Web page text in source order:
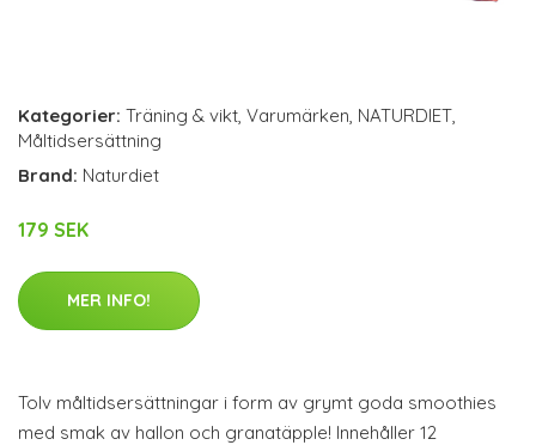
Kategorier: Träning & vikt, Varumärken, NATURDIET,
Måltidsersättning
Brand: Naturdiet
179 SEK
MER INFO!
Tolv måltidsersättningar i form av grymt goda smoothies
med smak av hallon och granatäpple! Innehåller 12